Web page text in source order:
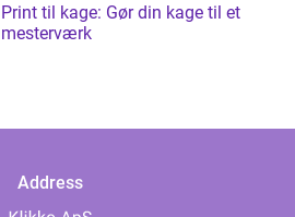
Print til kage: Gør din kage til et
mesterværk
Address